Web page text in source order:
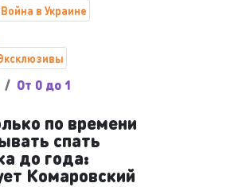
Война в Украине
От 0 до 1
по времени
спать
до года:
Комаровский